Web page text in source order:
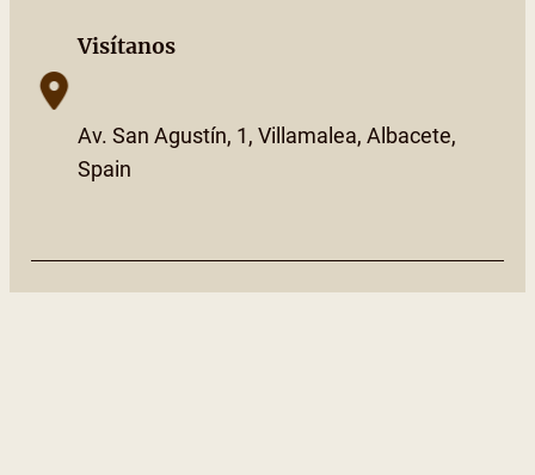
Visítanos
Av. San Agustín, 1, Villamalea, Albacete,
Spain